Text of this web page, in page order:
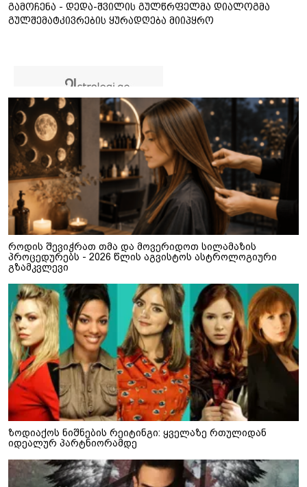
გამოჩენა - დედა-შვილის გულწრფელმა დიალოგმა
გულშემატკივრების ყურადღება მიიპყრო
როდის შევიჭრათ თმა და მოვერიდოთ სილამაზის
პროცედურებს - 2026 წლის აგვისტოს ასტროლოგიური
გზამკვლევი
ზოდიაქოს ნიშნების რეიტინგი: ყველაზე რთულიდან
იდეალურ პარტნიორამდე